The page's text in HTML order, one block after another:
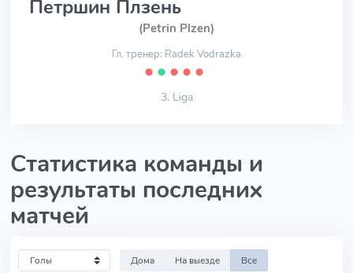
Петршин Плзень
(Petrin Plzen)
Гл. тренер: Radek Vodrazka
⬤ ⬤ ⬤ ⬤ ⬤
3. Liga
Статистика команды и
результаты последних
матчей
Дома На выезде Все